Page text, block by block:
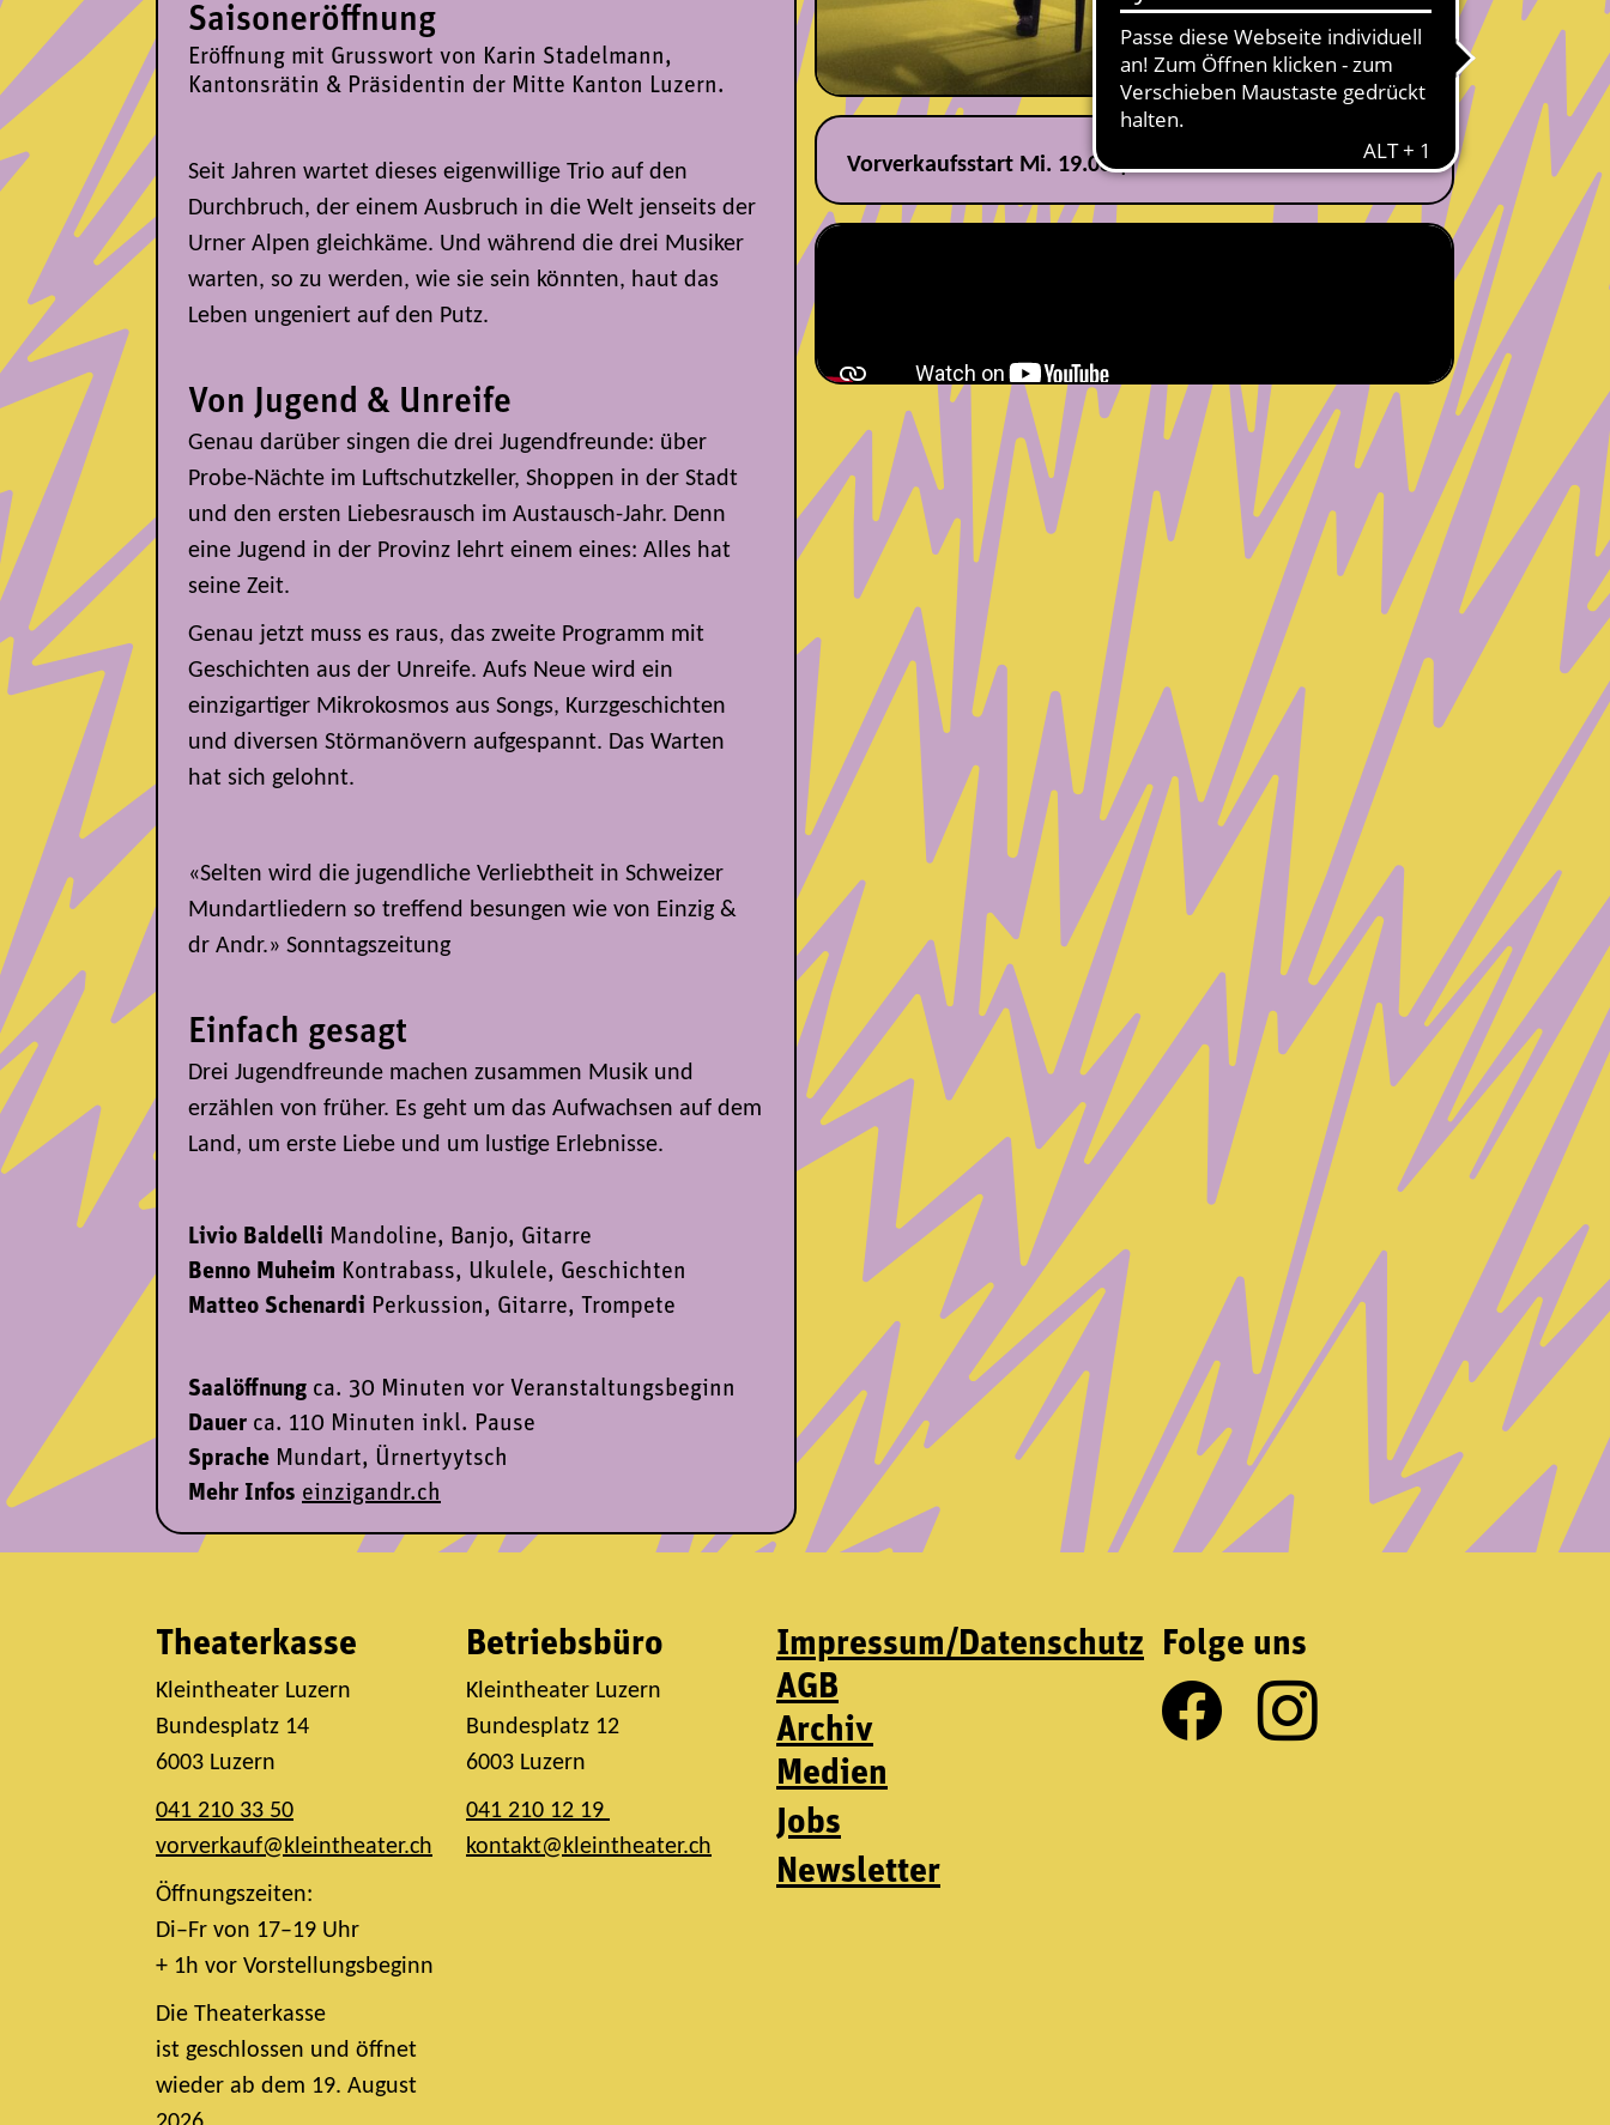
Saisoneröffnung
Eröffnung mit Grusswort von Karin Stadelmann,
Kantonsrätin & Präsidentin der Mitte Kanton Luzern.
Seit Jahren wartet dieses eigenwillige Trio auf den
Durchbruch, der einem Ausbruch in die Welt jenseits der
Urner Alpen gleichkäme. Und während die drei Musiker
warten, so zu werden, wie sie sein könnten, haut das
Leben ungeniert auf den Putz.
Von Jugend & Unreife
Genau darüber singen die drei Jugendfreunde: über
Probe-Nächte im Luftschutzkeller, Shoppen in der Stadt
und den ersten Liebesrausch im Austausch-Jahr. Denn
eine Jugend in der Provinz lehrt einem eines: Alles hat
seine Zeit.
Genau jetzt muss es raus, das zweite Programm mit
Geschichten aus der Unreife. Aufs Neue wird ein
einzigartiger Mikrokosmos aus Songs, Kurzgeschichten
und diversen Störmanövern aufgespannt. Das Warten
hat sich gelohnt.
«Selten wird die jugendliche Verliebtheit in Schweizer
Mundartliedern so treffend besungen wie von Einzig &
dr Andr.» Sonntagszeitung
Einfach gesagt
Drei Jugendfreunde machen zusammen Musik und
erzählen von früher. Es geht um das Aufwachsen auf dem
Land, um erste Liebe und um lustige Erlebnisse.
Livio Baldelli Mandoline, Banjo, Gitarre
Benno Muheim Kontrabass, Ukulele, Geschichten
Matteo Schenardi Perkussion, Gitarre, Trompete
Saalöffnung ca. 30 Minuten vor Veranstaltungsbeginn
Dauer ca. 110 Minuten inkl. Pause
Sprache Mundart, Ürnertyytsch
Mehr Infos einzigandr.ch
Vorverkaufsstart Mi. 19.08 | 17:00 Uhr
Theaterkasse
Kleintheater Luzern
Bundesplatz 14
6003 Luzern
041 210 33 50
vorverkauf@kleintheater.ch
Öffnungszeiten:
Di–Fr von 17–19 Uhr
+ 1h vor Vorstellungsbeginn
Die Theaterkasse
ist geschlossen und öffnet
wieder ab dem 19. August
Betriebsbüro
Kleintheater Luzern
Bundesplatz 12
6003 Luzern
041 210 12 19
kontakt@kleintheater.ch
Impressum/Datenschutz
AGB
Archiv
Medien
Jobs
Newsletter
Folge uns